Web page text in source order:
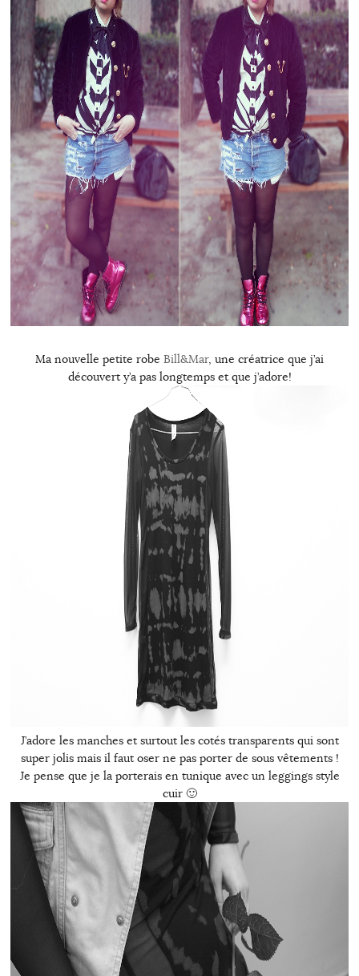
Ma nouvelle petite robe Bill&Mar, une créatrice que j’ai
découvert y’a pas longtemps et que j’adore!
J’adore les manches et surtout les cotés transparents qui sont
super jolis mais il faut oser ne pas porter de sous vêtements !
Je pense que je la porterais en tunique avec un leggings style
cuir 🙂